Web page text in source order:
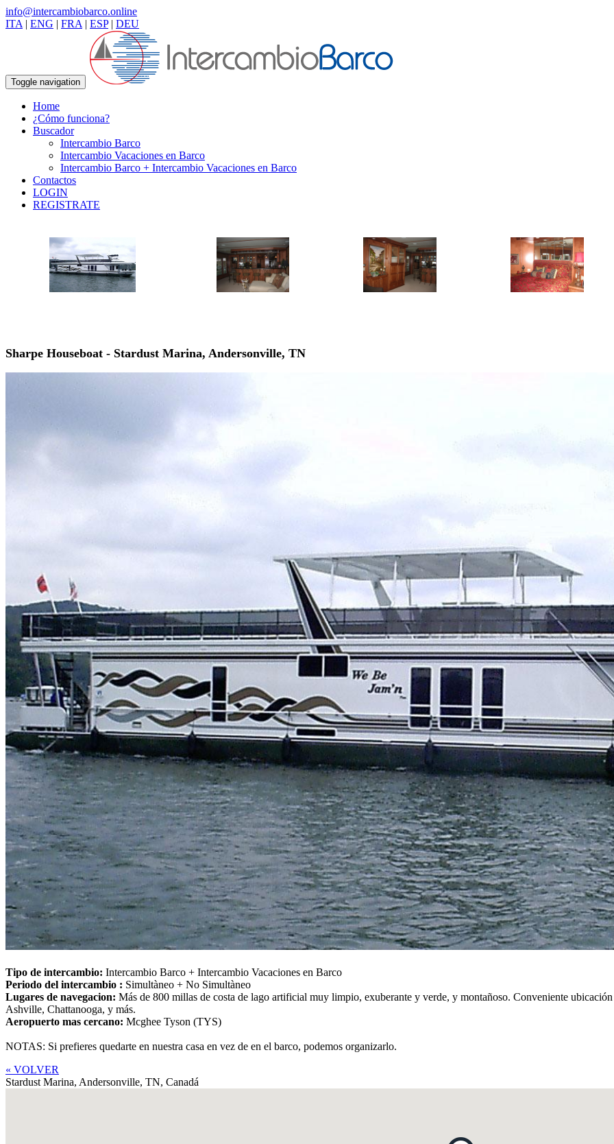
info@intercambiobarco.online
ITA | ENG | FRA | ESP| DEU
Toggle navigation
Home
¿Cómo funciona?
Buscador
Intercambio Barco
Intercambio Vacaciones en Barco
Intercambio Barco + Intercambio Vacaciones en Barco
Contactos
LOGIN
REGISTRATE
Sharpe Houseboat - Stardust Marina, Andersonville, TN
Tipo de intercambio: Intercambio Barco + Intercambio Vacaciones en Barco
Periodo del intercambio : Simultàneo + No Simultàneo
Lugares de navegacion: Más de 800 millas de costa de lago artificial muy limpio, exuberante y verde, y montañoso. Conveniente
Ashville, Chattanooga, y más.
Aeropuerto mas cercano: Mcghee Tyson (TYS)
NOTAS: Si prefieres quedarte en nuestra casa en vez de en el barco, podemos organizarlo.
« VOLVER
Stardust Marina, Andersonville, TN, Canadá